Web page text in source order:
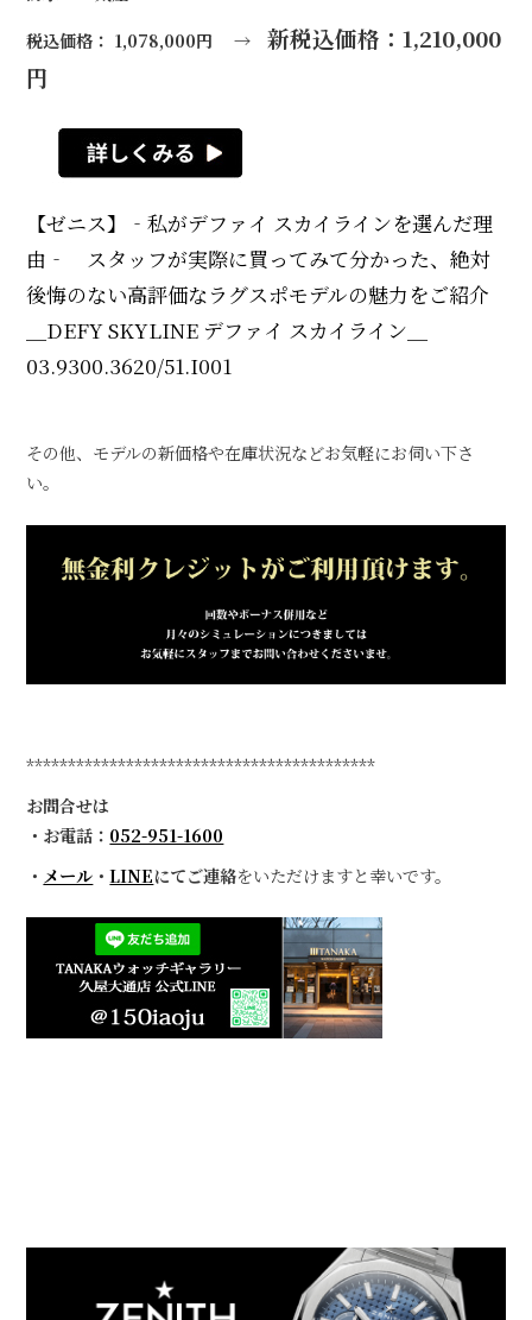
税込価格： 1,078,000円 →新税込価格：1,210,000
円
【ゼニス】‐私がデファイ スカイラインを選んだ理
由‐ スタッフが実際に買ってみて分かった、絶対
後悔のない高評価なラグスポモデルの魅力をご紹介
＿DEFY SKYLINE デファイ スカイライン＿
03.9300.3620/51.I001
その他、モデルの新価格や在庫状況などお気軽にお伺い下さ
い。
******************************************
お問合せは
・お電話： 052-951-1600
・ メール ・LINEにてご連絡をいただけますと幸いです。